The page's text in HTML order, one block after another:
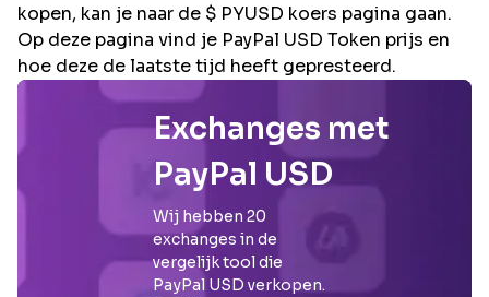
kopen, kan je naar de $ PYUSD koers pagina gaan.
Op deze pagina vind je PayPal USD Token prijs en
hoe deze de laatste tijd heeft gepresteerd.
Exchanges met
PayPal USD
Wij hebben 20
exchanges in de
vergelijk tool die
PayPal USD verkopen.